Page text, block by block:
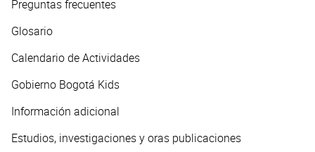
Preguntas frecuentes
Glosario
Calendario de Actividades
Gobierno Bogotá Kids
Información adicional
Estudios, investigaciones y oras publicaciones